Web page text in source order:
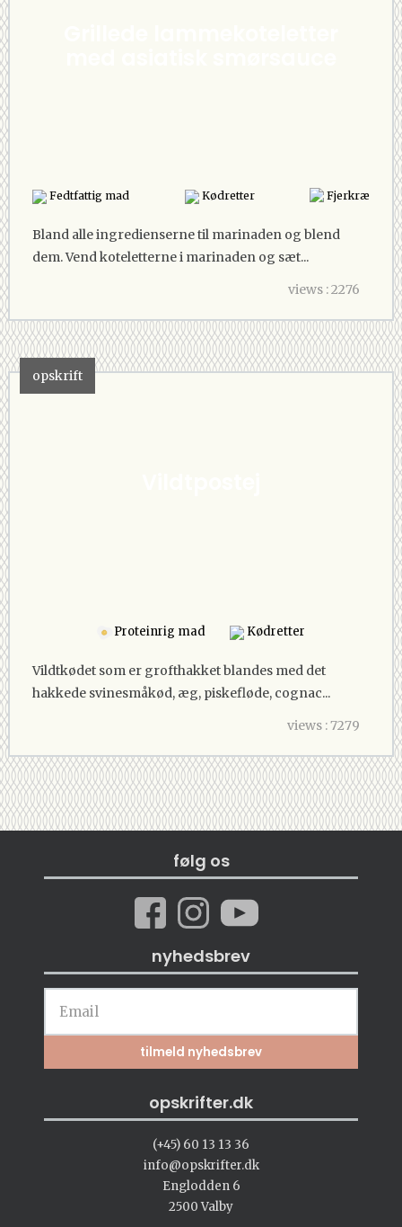
Fedtfattig mad Kødretter Fjerkræ
Bland alle ingredienserne til marinaden og blend
dem. Vend koteletterne i marinaden og sæt...
views : 2276
opskrift
Proteinrig mad Kødretter
Vildtkødet som er grofthakket blandes med det
hakkede svinesmåkød, æg, piskefløde, cognac...
views : 7279
følg os
nyhedsbrev
opskrifter.dk
(+45) 60 13 13 36
info@opskrifter.dk
Englodden 6
2500 Valby